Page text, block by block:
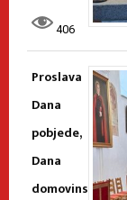
406
Proslava
Dana
pobjede,
Dana
domovins